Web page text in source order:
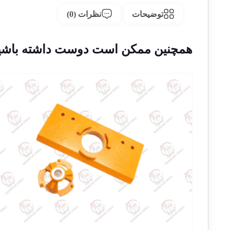
توضیحات نظرات (0)
همچنین ممکن است دوست داشته